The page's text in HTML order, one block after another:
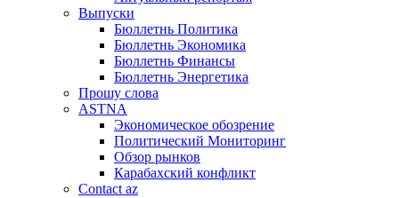
Выпуски
Бюллетнь Политика
Бюллетнь Экономика
Бюллетнь Финансы
Бюллетнь Энергетика
Прошу слова
ASTNA
Экономическое обозрение
Политический Мониторинг
Обзор рынков
Карабахский конфликт
Contact az